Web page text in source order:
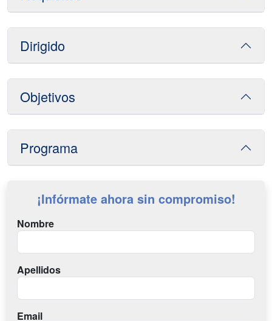
Dirigido
Objetivos
Programa
¡Infórmate ahora sin compromiso!
Nombre
Apellidos
Email